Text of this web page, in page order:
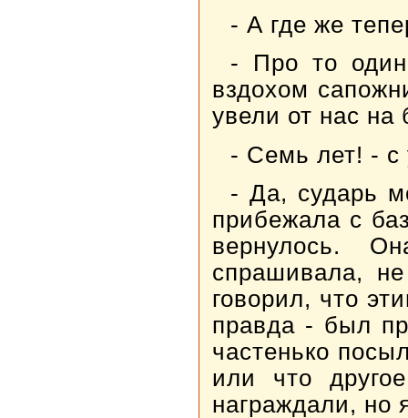
- А где же
- Про то один
вздохом
увели от нас на
- Семь лет! - с
- Да, сударь
прибежала с
вернулось.
спрашивала,
говорил, что
правда - был
частенько
или что
награждали, но